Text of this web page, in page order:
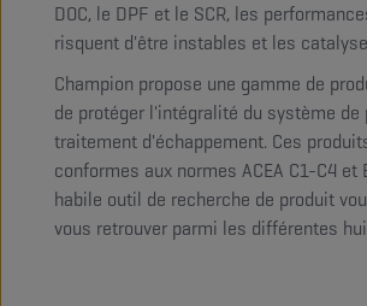
DOC, le DPF et le SCR, les
risquent d'être instables et les
Champion propose une gamme de
de protéger l'intégralité du système de
traitement d'échappement. Ces
conformes aux normes ACEA C1-C4 et
habile outil de recherche de produit
vous retrouver parmi les différentes